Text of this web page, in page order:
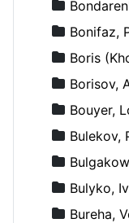
Bonifaz,
Boris
Borisov,
Bouyer,
Bulekov,
Bulyko,
Bureha,